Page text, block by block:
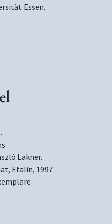
Essen.
Lakner.
Efalin, 1997